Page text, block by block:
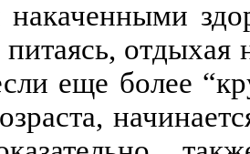
накаченными
питаясь,
еще более